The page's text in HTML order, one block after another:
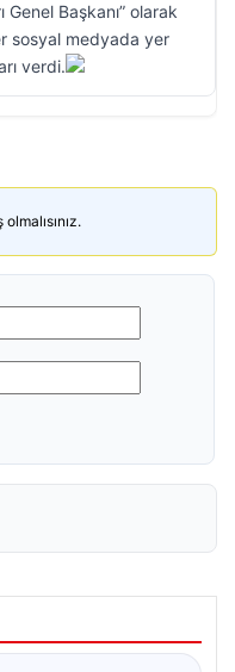
Başkanı” olarak
sosyal medyada yer
verdi.